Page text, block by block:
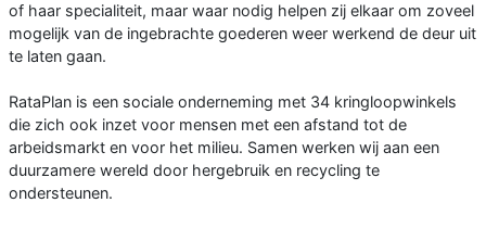
of haar specialiteit, maar waar nodig helpen zij elkaar om zoveel
mogelijk van de ingebrachte goederen weer werkend de deur uit
te laten gaan.
RataPlan is een sociale onderneming met 34 kringloopwinkels
die zich ook inzet voor mensen met een afstand tot de
arbeidsmarkt en voor het milieu. Samen werken wij aan een
duurzamere wereld door hergebruik en recycling te
ondersteunen.